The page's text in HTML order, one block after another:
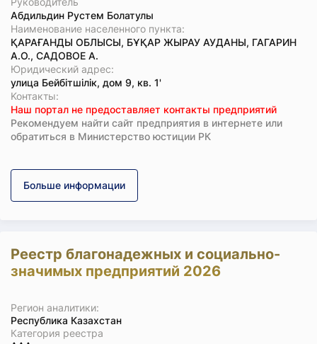
Абдильдин Рустем Болатулы
Наименование населенного пункта:
ҚАРАҒАНДЫ ОБЛЫСЫ, БҰҚАР ЖЫРАУ АУДАНЫ, ГАГАРИН
А.О., САДОВОЕ А.
Юридический адрес:
улица Бейбітшілік, дом 9, кв. 1'
Koнтaкты:
Наш портал не предоставляет контакты предприятий
Рекомендуем найти сайт предприятия в интернете или
обратиться в Министерство юстиции РК
Больше информации
Реестр благонадежных и социально-
значимых предприятий 2026
Регион аналитики:
Республика Казахстан
Категория реестра